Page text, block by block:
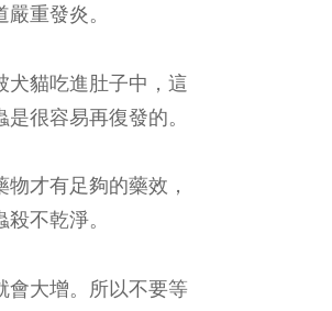
重發炎。
犬貓吃進肚子中，這
很容易再復發的。
才有足夠的藥效，
不乾淨。
會大增。所以不要等